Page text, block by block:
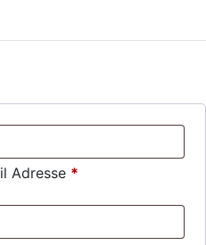
Adresse *